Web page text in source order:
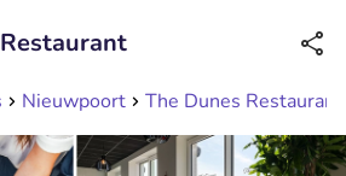
Erreichbar bis 23:00 Uhr (max 0,09€/Min)
Nieuwpoort The Dunes Restaurant